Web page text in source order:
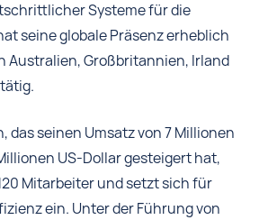
Systeme für die
seine globale Präsenz erheblich
Australien, Großbritannien, Irland
das seinen Umsatz von 7 Millionen
US-Dollar gesteigert hat,
Mitarbeiter und setzt sich für
ein. Unter der Führung von